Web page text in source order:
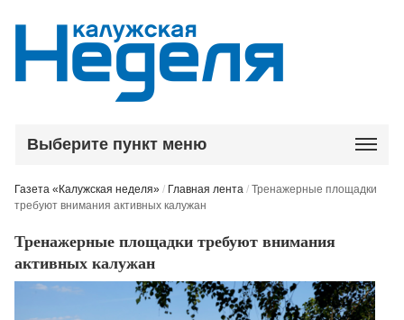
Выберите пункт меню
Газета «Калужская неделя» / Главная лента /Тренажерные площадки
требуют внимания активных калужан
Тренажерные площадки требуют внимания
активных калужан